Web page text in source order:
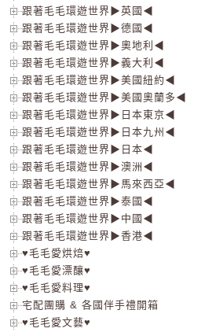
跟著毛毛環遊世界▶英國◀
跟著毛毛環遊世界▶德國◀
跟著毛毛環遊世界▶奧地利◀
跟著毛毛環遊世界▶義大利◀
跟著毛毛環遊世界▶美國紐約◀
跟著毛毛環遊世界▶美國奧蘭多◀
跟著毛毛環遊世界▶日本東京◀
跟著毛毛環遊世界▶日本九州◀
跟著毛毛環遊世界▶日本◀
跟著毛毛環遊世界▶澳洲◀
跟著毛毛環遊世界▶馬來西亞◀
跟著毛毛環遊世界▶泰國◀
跟著毛毛環遊世界▶中國◀
跟著毛毛環遊世界▶香港◀
♥毛毛愛烘焙♥
♥毛毛愛漂釀♥
♥毛毛愛料理♥
宅配團購 & 各國伴手禮開箱
♥毛毛愛文藝♥